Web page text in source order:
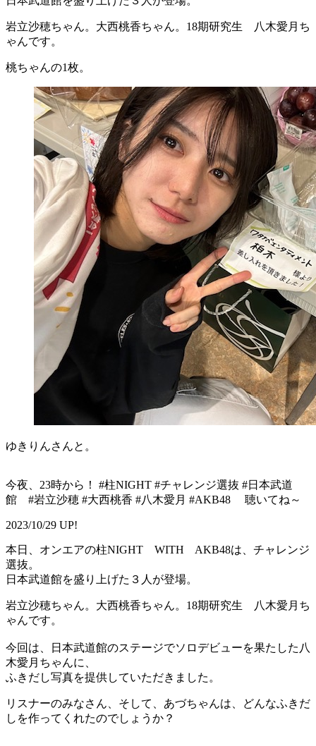
岩立沙穂ちゃん。大西桃香ちゃん。18期研究生 八木愛月ち
ゃんです。
桃ちゃんの1枚。
ゆきりんさんと。
今夜、23時から！ #柱NIGHT #チャレンジ選抜 #日本武道
館 #岩立沙穂 #大西桃香 #八木愛月 #AKB48 聴いてね～
2023/10/29 UP!
本日、オンエアの柱NIGHT WITH AKB48は、チャレンジ
選抜。
日本武道館を盛り上げた３人が登場。
岩立沙穂ちゃん。大西桃香ちゃん。18期研究生 八木愛月ち
ゃんです。
今回は、日本武道館のステージでソロデビューを果たした八
木愛月ちゃんに、
ふきだし写真を提供していただきました。
リスナーのみなさん、そして、あづちゃんは、どんなふきだ
しを作ってくれたのでしょうか？